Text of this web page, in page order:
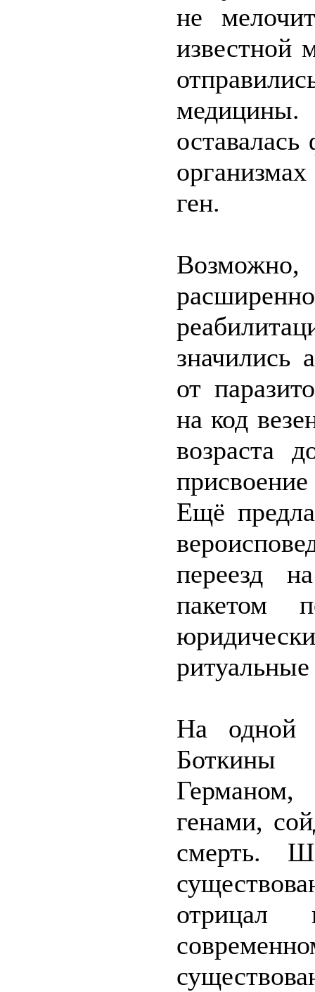
не
известной
организмах
ген.
значились
от
на код
возраста
Ещё
переезд
пакетом
На одной
Боткины
генами,
смерть.